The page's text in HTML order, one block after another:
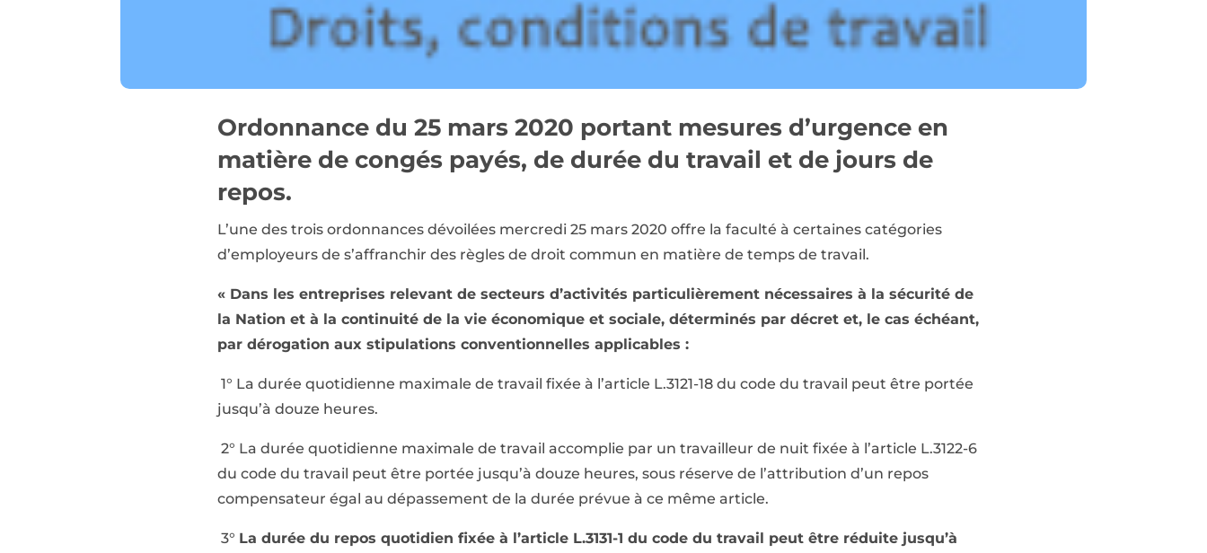
Ordonnance du 25 mars 2020 portant mesures d’urgence en
matière de congés payés, de durée du travail et de jours de
repos.
L’une des trois ordonnances dévoilées mercredi 25 mars 2020 offre la faculté à certaines catégories
d’employeurs de s’affranchir des règles de droit commun en matière de temps de travail.
« Dans les entreprises relevant de secteurs d’activités particulièrement nécessaires à la sécurité de
la Nation et à la continuité de la vie économique et sociale, déterminés par décret et, le cas échéant,
par dérogation aux stipulations conventionnelles applicables :
1° La durée quotidienne maximale de travail fixée à l’article L.3121-18 du code du travail peut être portée
jusqu’à douze heures.
2° La durée quotidienne maximale de travail accomplie par un travailleur de nuit fixée à l’article L.3122-6
du code du travail peut être portée jusqu’à douze heures, sous réserve de l’attribution d’un repos
compensateur égal au dépassement de la durée prévue à ce même article.
3° La durée du repos quotidien fixée à l’article L.3131-1 du code du travail peut être réduite jusqu’à